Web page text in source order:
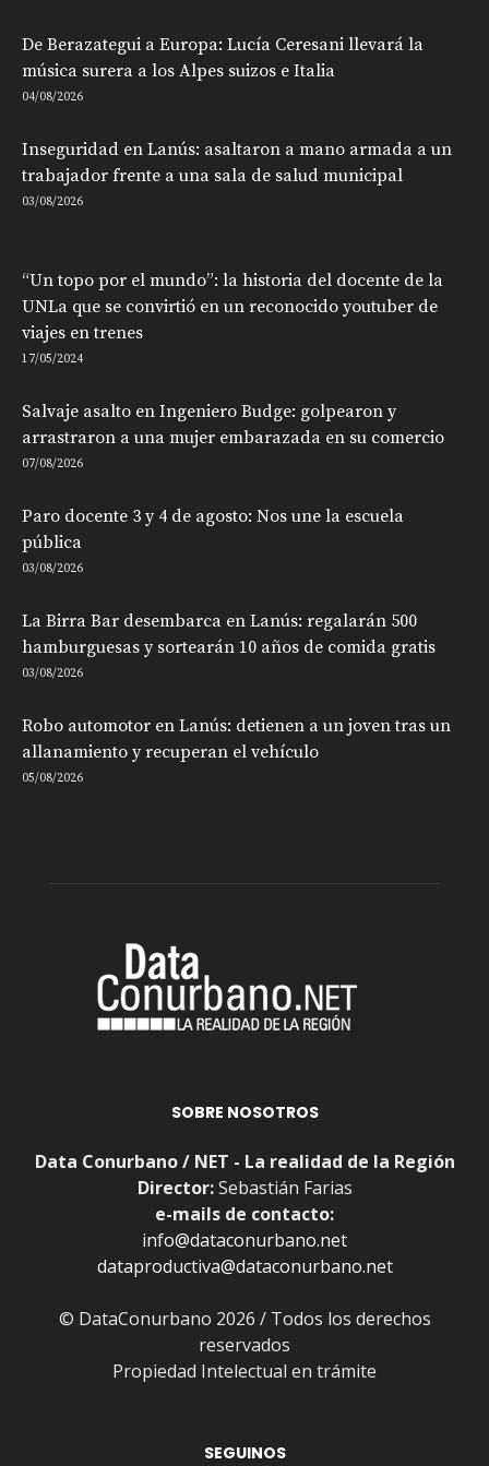
De Berazategui a Europa: Lucía Ceresani llevará la
música surera a los Alpes suizos e Italia
04/08/2026
Inseguridad en Lanús: asaltaron a mano armada a un
trabajador frente a una sala de salud municipal
03/08/2026
“Un topo por el mundo”: la historia del docente de la
UNLa que se convirtió en un reconocido youtuber de
viajes en trenes
17/05/2024
Salvaje asalto en Ingeniero Budge: golpearon y
arrastraron a una mujer embarazada en su comercio
07/08/2026
Paro docente 3 y 4 de agosto: Nos une la escuela
pública
03/08/2026
La Birra Bar desembarca en Lanús: regalarán 500
hamburguesas y sortearán 10 años de comida gratis
03/08/2026
Robo automotor en Lanús: detienen a un joven tras un
allanamiento y recuperan el vehículo
05/08/2026
SOBRE NOSOTROS
Data Conurbano / NET - La realidad de la Región
Director:Sebastián Farias
e-mails de contacto:
info@dataconurbano.net
dataproductiva@dataconurbano.net
© DataConurbano 2026 / Todos los derechos
reservados
Propiedad Intelectual en trámite
SEGUINOS